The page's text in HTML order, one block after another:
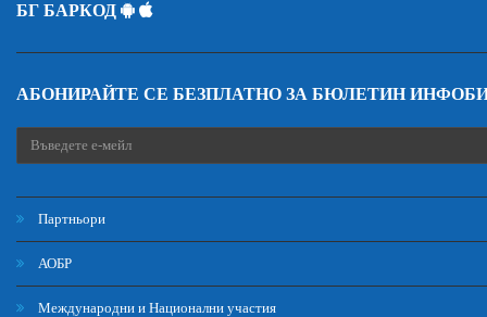
БГ БАРКОД
АБОНИРАЙТЕ СЕ БЕЗПЛАТНО ЗА БЮЛЕТИН
Партньори
АОБР
Международни и Национални участия